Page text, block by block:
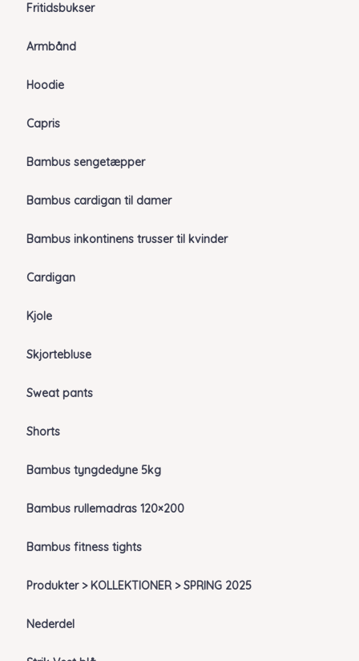
Fritidsbukser
Armbånd
Hoodie
Capris
Bambus sengetæpper
Bambus cardigan til damer
Bambus inkontinens trusser til kvinder
Cardigan
Kjole
Skjortebluse
Sweat pants
Shorts
Bambus tyngdedyne 5kg
Bambus rullemadras 120×200
Bambus fitness tights
Produkter > KOLLEKTIONER > SPRING 2025
Nederdel